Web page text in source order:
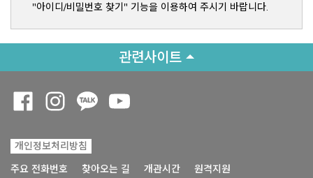
"아이디/비밀번호 찾기" 기능을 이용하여 주시기 바랍니다.
관련사이트
개인정보처리방침
주요 전화번호
찾아오는 길 개관시간 원격지원
Opens a new window
Opens a new window
Opens a new window